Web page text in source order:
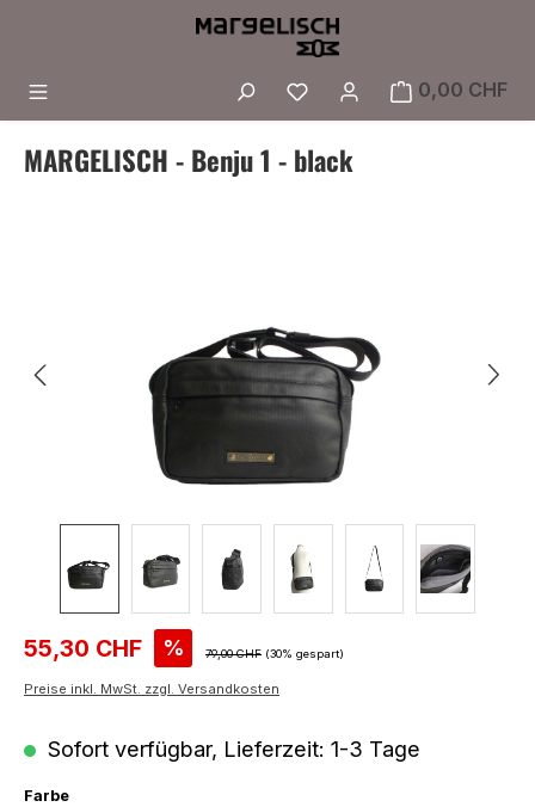
Zum Hauptinhalt springen
Du hast 0 Produkte
0,00 CHF
MARGELISCH - Benju 1 - black
Verkaufspreis:
55,30 CHF % Regulärer Preis:
79,00 CHF (30% gespart)
Preise inkl. MwSt. zzgl. Versandkosten
Sofort verfügbar, Lieferzeit: 1-3 Tage
Farbeauswählen